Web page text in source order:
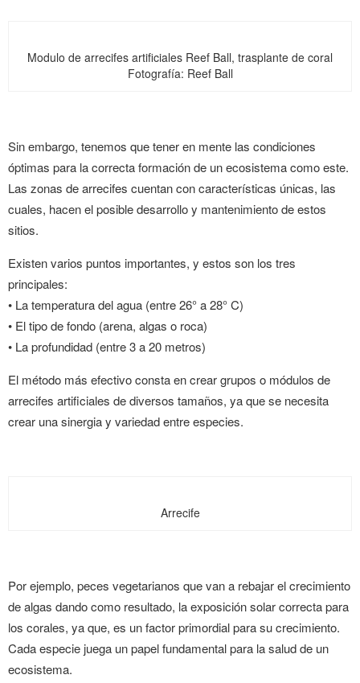
Modulo de arrecifes artificiales Reef Ball, trasplante de coral
Fotografía: Reef Ball
Sin embargo, tenemos que tener en mente las condiciones
óptimas para la correcta formación de un ecosistema como este.
Las zonas de arrecifes cuentan con características únicas, las
cuales, hacen el posible desarrollo y mantenimiento de estos
sitios.
Existen varios puntos importantes, y estos son los tres
principales:
• La temperatura del agua (entre 26° a 28° C)
• El tipo de fondo (arena, algas o roca)
• La profundidad (entre 3 a 20 metros)
El método más efectivo consta en crear grupos o módulos de
arrecifes artificiales de diversos tamaños, ya que se necesita
crear una sinergia y variedad entre especies.
Arrecife
Por ejemplo, peces vegetarianos que van a rebajar el crecimiento
de algas dando como resultado, la exposición solar correcta para
los corales, ya que, es un factor primordial para su crecimiento.
Cada especie juega un papel fundamental para la salud de un
ecosistema.